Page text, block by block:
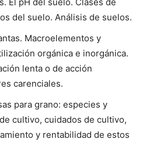
del suelo. Análisis de suelos.
Macroelementos y
orgánica e inorgánica.
lenta o de acción
carenciales.
para grano: especies y
cultivo, cuidados de cultivo,
y rentabilidad de estos